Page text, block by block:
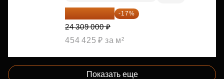
20 176 470 ₽ -17%
24 309 000 ₽
454 425 ₽ за м²
Показать еще